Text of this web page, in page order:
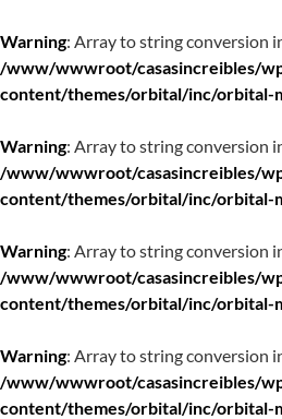
Warning: Array to string conversion
/www/wwwroot/casasincreibles/
content/themes/orbital/inc/orbital-
Warning: Array to string conversion
/www/wwwroot/casasincreibles/
content/themes/orbital/inc/orbital-
Warning: Array to string conversion
/www/wwwroot/casasincreibles/
content/themes/orbital/inc/orbital-
Warning: Array to string conversion
/www/wwwroot/casasincreibles/
content/themes/orbital/inc/orbital-